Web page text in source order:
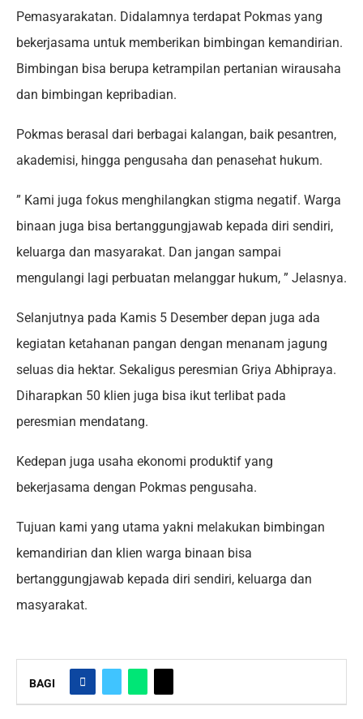
Pemasyarakatan. Didalamnya terdapat Pokmas yang
bekerjasama untuk memberikan bimbingan kemandirian.
Bimbingan bisa berupa ketrampilan pertanian wirausaha
dan bimbingan kepribadian.
Pokmas berasal dari berbagai kalangan, baik pesantren,
akademisi, hingga pengusaha dan penasehat hukum.
” Kami juga fokus menghilangkan stigma negatif. Warga
binaan juga bisa bertanggungjawab kepada diri sendiri,
keluarga dan masyarakat. Dan jangan sampai
mengulangi lagi perbuatan melanggar hukum, ” Jelasnya.
Selanjutnya pada Kamis 5 Desember depan juga ada
kegiatan ketahanan pangan dengan menanam jagung
seluas dia hektar. Sekaligus peresmian Griya Abhipraya.
Diharapkan 50 klien juga bisa ikut terlibat pada
peresmian mendatang.
Kedepan juga usaha ekonomi produktif yang
bekerjasama dengan Pokmas pengusaha.
Tujuan kami yang utama yakni melakukan bimbingan
kemandirian dan klien warga binaan bisa
bertanggungjawab kepada diri sendiri, keluarga dan
masyarakat.
BAGI